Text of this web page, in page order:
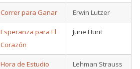
Correr para Ganar Erwin Lutzer
Esperanza para El
Corazón
June Hunt
Hora de Estudio
Lehman Strauss